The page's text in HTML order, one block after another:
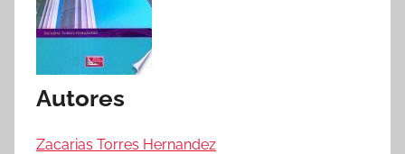
Autores
Zacarias Torres Hernandez